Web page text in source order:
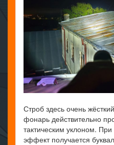
Строб здесь очень
фонарь действительно
тактическим уклоном.
эффект получается